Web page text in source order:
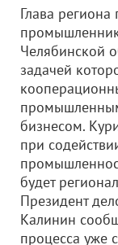
Глава
Челябинской
задачей
бизнесом.
при
будет
Президент
Калинин
процесса уже